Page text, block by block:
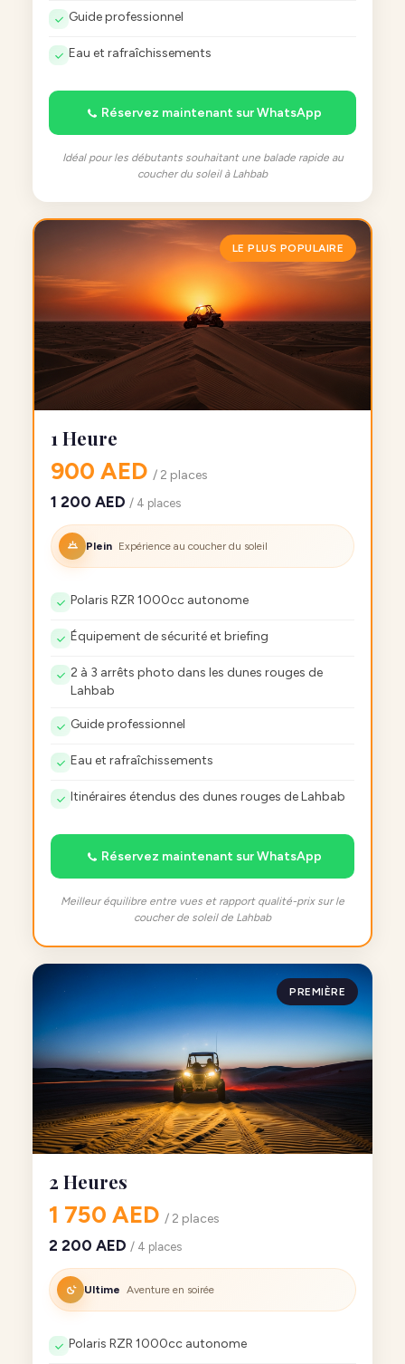
Guide professionnel
Eau et rafraîchissements
Réservez maintenant sur WhatsApp
Idéal pour les débutants souhaitant une balade rapide au
coucher du soleil à Lahbab
LE PLUS POPULAIRE
1 Heure
900 AED / 2 places
1 200 AED / 4 places
Plein Expérience au coucher du soleil
Polaris RZR 1000cc autonome
Équipement de sécurité et briefing
2 à 3 arrêts photo dans les dunes rouges de
Lahbab
Guide professionnel
Eau et rafraîchissements
Itinéraires étendus des dunes rouges de Lahbab
Réservez maintenant sur WhatsApp
Meilleur équilibre entre vues et rapport qualité-prix sur le
coucher de soleil de Lahbab
PREMIÈRE
2 Heures
1 750 AED / 2 places
2 200 AED / 4 places
Ultime Aventure en soirée
Polaris RZR 1000cc autonome